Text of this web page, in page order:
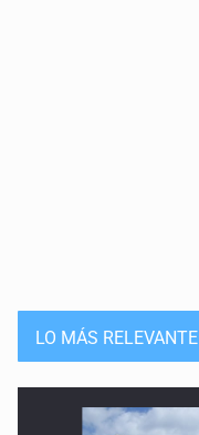
LO MÁS RELEVANTE